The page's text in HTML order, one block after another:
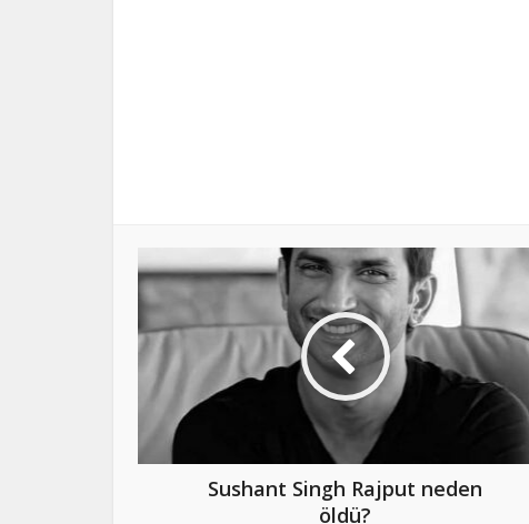
Sushant Singh Rajput neden
öldü?